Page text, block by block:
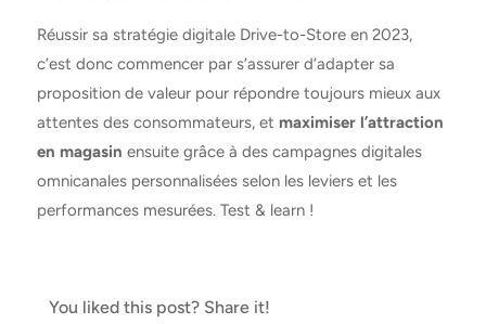
Réussir sa stratégie digitale Drive-to-Store en 2023,
c’est donc commencer par s’assurer d’adapter sa
proposition de valeur pour répondre toujours mieux aux
attentes des consommateurs, et maximiser l’attraction
en magasin ensuite grâce à des campagnes digitales
omnicanales personnalisées selon les leviers et les
performances mesurées. Test & learn !
You liked this post? Share it!